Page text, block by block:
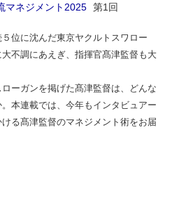
マネジメント2025 第1回
位に沈んだ東京ヤクルトスワロー
不調にあえぎ、指揮官髙津監督も大
ーガンを掲げた髙津監督は、どんな
本連載では、今年もインタビュアー
る髙津監督のマネジメント術をお届